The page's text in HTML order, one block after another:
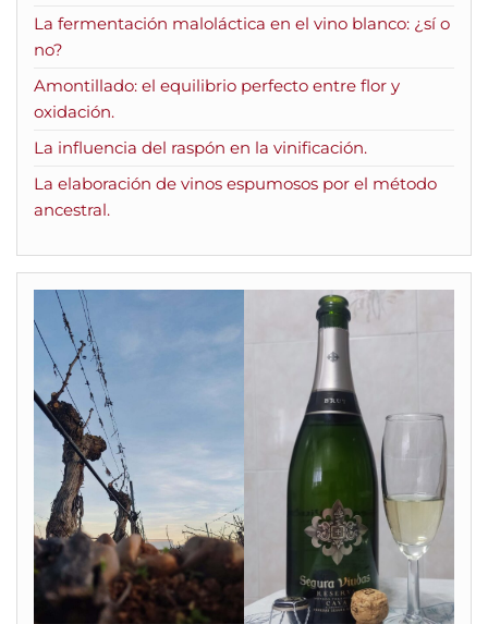
La fermentación maloláctica en el vino blanco: ¿sí o
no?
Amontillado: el equilibrio perfecto entre flor y
oxidación.
La influencia del raspón en la vinificación.
La elaboración de vinos espumosos por el método
ancestral.